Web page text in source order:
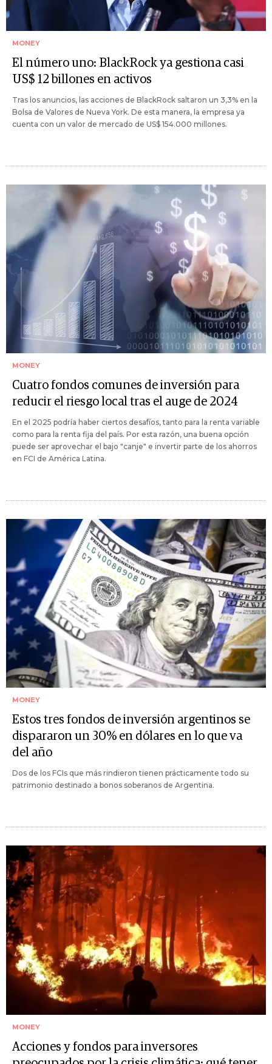
MONEY
El número uno: BlackRock ya gestiona casi
US$ 12 billones en activos
Tras los anuncios, las acciones de BlackRock saltaron un 3,3% en la
Bolsa de Valores de Nueva York. De esta manera, la empresa ya
cuenta con un valor de mercado de US$ 154.000 millones.
MONEY
Cuatro fondos comunes de inversión para
reducir el riesgo local tras el auge de 2024
En el 2025 podría haber ciertos desafíos, tanto para la renta variable
como para la renta fija del país. Por esta razón, una buena opción
puede ser aprovechar el bajo "canje" e invertir parte de los ahorros
en FCI de América Latina.
MONEY
Estos tres fondos de inversión argentinos se
dispararon un 30% en dólares en lo que va
del año
Dos de los FCIs que más rindieron tienen prácticamente todo su
patrimonio destinado a bonos soberanos de Argentina.
MONEY
Acciones y fondos para inversores